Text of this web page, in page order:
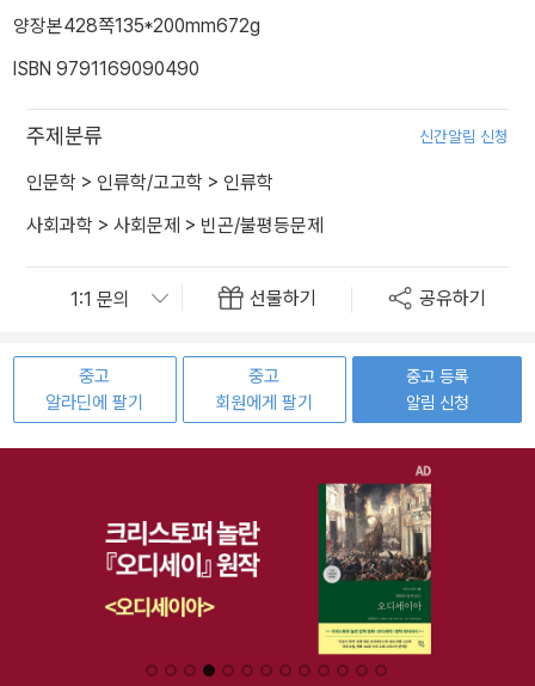
양장본428쪽135*200mm672g
ISBN 9791169090490
주제분류 신간알림 신청
인문학 > 인류학/고고학 > 인류학
사회과학 > 사회문제 > 빈곤/불평등문제
선물하기 공유하기
중고
알라딘에 팔기
중고
회원에게 팔기
중고 등록
알림 신청